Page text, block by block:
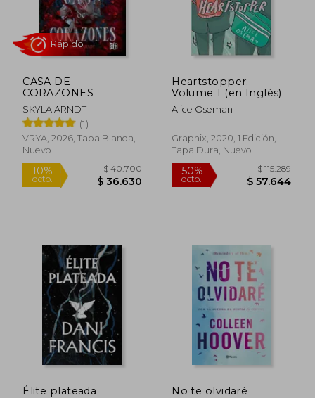
50%
dcto.
30%
dcto.
CASA DE
CORAZONES
SKYLA ARNDT
(1)
VRYA, 2026, Tapa Blanda,
Nuevo
Heartstopper:
Volume 1 (en Inglés)
Alice Oseman
Graphix, 2020, 1 Edición,
Tapa Dura, Nuevo
Élite plateada No te olvidaré